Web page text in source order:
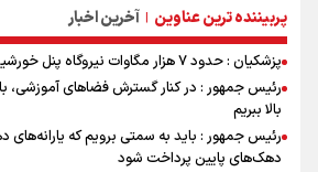
پربیننده ترین عناوین | آخرین اخبار
پزشکیان : حدود ۷ هزار مگاوات نیروگاه پنل خورشیدی وارد مدار شده است
رئیس جمهور : در کنار گسترش فضاهای آموزشی،
بالا ببریم
رئیس جمهور : باید به سمتی برویم که یارانه‌های
دهک‌های پایین پرداخت شود